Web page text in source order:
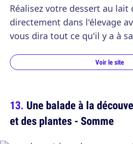
Réalisez votre dessert au lait
directement dans l'élevage
vous dira tout ce qu'il y a à
Voir le site
Une balade à la
et des plantes - Somme